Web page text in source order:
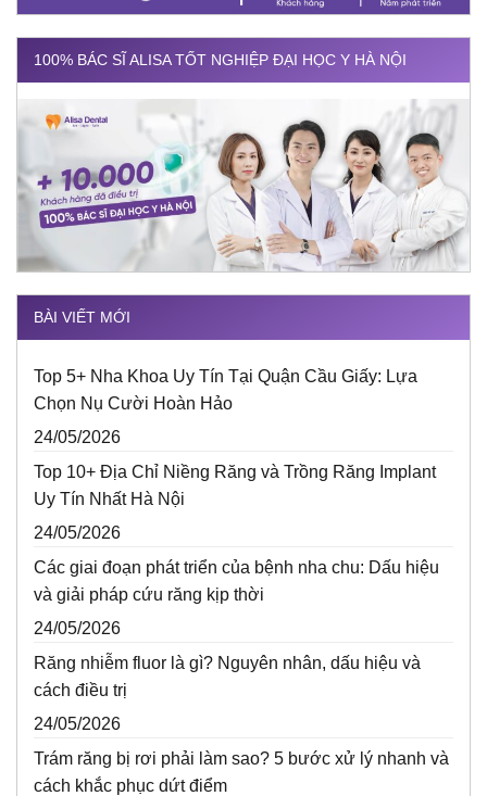
100% BÁC SĨ ALISA TỐT NGHIỆP ĐẠI HỌC Y HÀ NỘI
BÀI VIẾT MỚI
Top 5+ Nha Khoa Uy Tín Tại Quận Cầu Giấy: Lựa
Chọn Nụ Cười Hoàn Hảo
24/05/2026
Top 10+ Địa Chỉ Niềng Răng và Trồng Răng Implant
Uy Tín Nhất Hà Nội
24/05/2026
Các giai đoạn phát triển của bệnh nha chu: Dấu hiệu
và giải pháp cứu răng kịp thời
24/05/2026
Răng nhiễm fluor là gì? Nguyên nhân, dấu hiệu và
cách điều trị
24/05/2026
Trám răng bị rơi phải làm sao? 5 bước xử lý nhanh và
cách khắc phục dứt điểm